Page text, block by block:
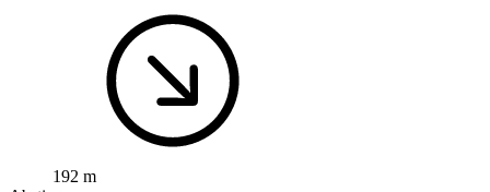
192 m